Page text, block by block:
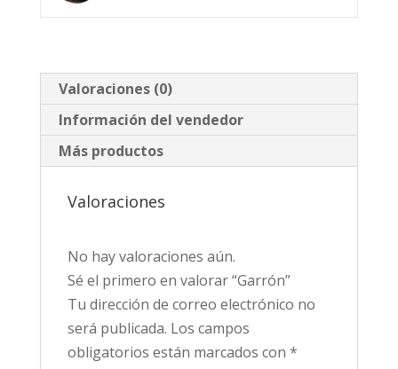
Valoraciones (0)
Información del vendedor
Más productos
Valoraciones
No hay valoraciones aún.
Sé el primero en valorar “Garrón”
Tu dirección de correo electrónico no
será publicada. Los campos
obligatorios están marcados con *